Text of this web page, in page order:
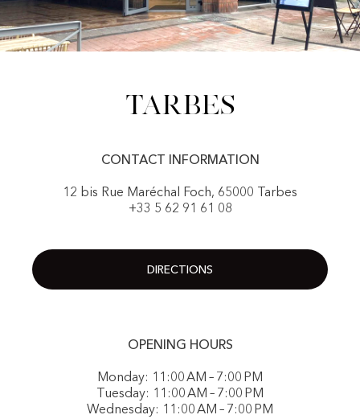
Tarbes
CONTACT INFORMATION
12 bis Rue Maréchal Foch, 65000 Tarbes
+33 5 62 91 61 08
DIRECTIONS
OPENING HOURS
Monday: 11:00 AM – 7:00 PM
Tuesday: 11:00 AM – 7:00 PM
Wednesday: 11:00 AM – 7:00 PM